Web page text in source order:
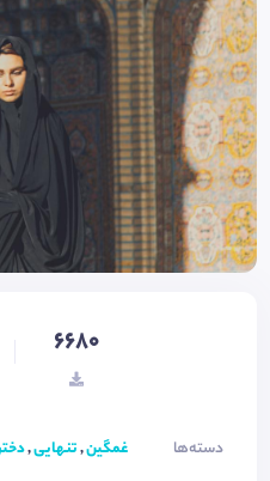
6680
دسته‌ها غمگین,تنهایی,